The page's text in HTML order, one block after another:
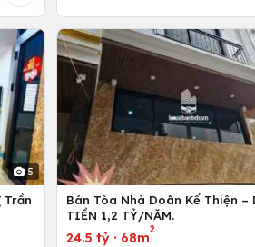
5
Trần
Bán Tòa Nhà Doãn Kế Thiện –
TIỀN 1,2 TỶ/NĂM.
24.5 tỷ· 68m
2